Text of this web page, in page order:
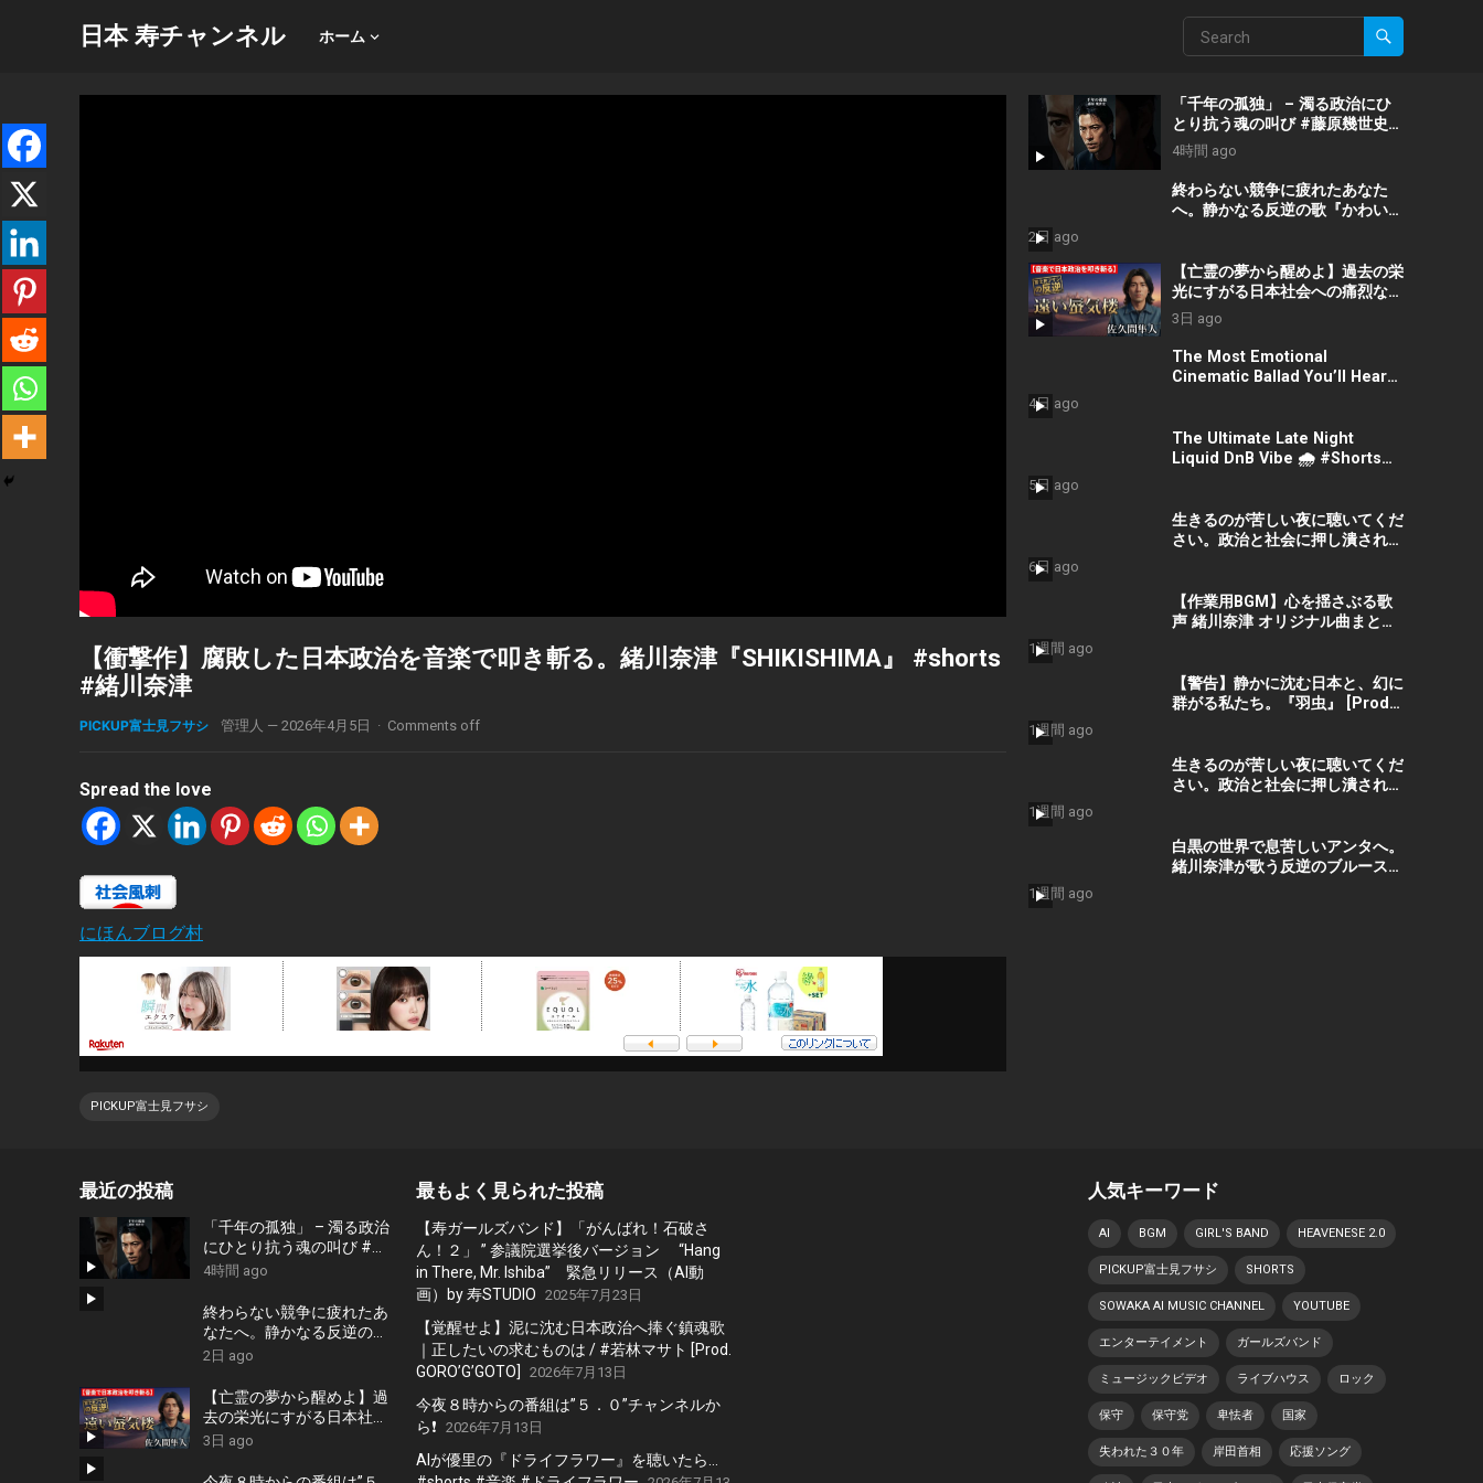
日本 寿チャンネル ホーム
【衝撃作】腐敗した日本政治を音楽で叩き斬る。緒川奈津『SHIKISHIMA』 #shorts
#緒川奈津
PICKUP富士見フサシ 管理人 — 2026年4月5日 · Comments off
Spread the love
にほんブログ村
PICKUP富士見フサシ
「千年の孤独」 – 濁る政治にひ
とり抗う魂の叫び #藤原幾世史
#shorts #社会問題 #日本政治
4時間 ago
終わらない競争に疲れたあなた
へ。静かなる反逆の歌『かわいた
2日 ago
【亡霊の夢から醒めよ】過去の栄
光にすがる日本社会への痛烈な一
撃『遠い蜃気楼』 #佐久間隼人
3日 ago
The Most Emotional
Cinematic Ballad You’ll Hear
#EmotionalVibes #Piano
4日 ago
The Ultimate Late Night
Liquid DnB Vibe 🌧️ #Shorts
5日 ago
生きるのが苦しい夜に聴いてくだ
さい。政治と社会に押し潰された
6日 ago
【作業用BGM】心を揺さぶる歌
声 緒川奈津 オリジナル曲まとめ
#music #音楽
1週間 ago
【警告】静かに沈む日本と、幻に
群がる私たち。『羽虫』 [Prod.
1週間 ago
生きるのが苦しい夜に聴いてくだ
さい。政治と社会に押し潰された
1週間 ago
白黒の世界で息苦しいアンタへ。
緒川奈津が歌う反逆のブルース
1週間 ago
最近の投稿
「千年の孤独」 – 濁る政治
にひとり抗う魂の叫び #藤
原幾世史 #shorts #社会問
4時間 ago
終わらない競争に疲れたあ
なたへ。静かなる反逆の歌
『かわいた世界』/ #近本真
2日 ago
【亡霊の夢から醒めよ】過
去の栄光にすがる日本社会
への痛烈な一撃『遠い蜃気
3日 ago
最もよく見られた投稿
【寿ガールズバンド】「がんばれ！石破さ
ん！２」 ” 参議院選挙後バージョン “Hang
in There, Mr. Ishiba” 緊急リリース（AI動
画）by 寿STUDIO 2025年7月23日
【覚醒せよ】泥に沈む日本政治へ捧ぐ鎮魂歌
｜正したいの求むものは / #若林マサト [Prod.
GORO’G’GOTO]
2026年7月13日
今夜８時からの番組は”５．０”チャンネルか
ら❗️ 2026年7月13日
AIが優里の『ドライフラワー』を聴いたら…
人気キーワード
AI BGM GIRL'S BAND HEAVENESE 2.0
PICKUP富士見フサシ SHORTS
SOWAKA AI MUSIC CHANNEL YOUTUBE
エンターテイメント ガールズバンド
ミュージックビデオ ライブハウス ロック
保守 保守党 卑怯者 国家
失われた３０年 岸田首相 応援ソング